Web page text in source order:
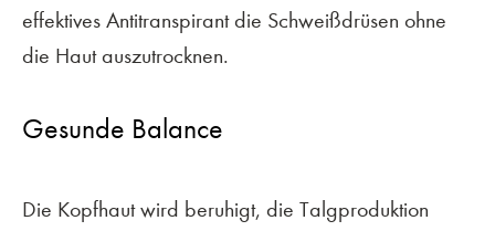
effektives Antitranspirant die Schweißdrüsen ohne
die Haut auszutrocknen.
Gesunde Balance
Die Kopfhaut wird beruhigt, die Talgproduktion